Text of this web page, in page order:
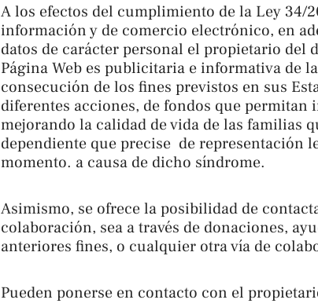
A los efectos del cumplimiento de la Ley 34/
información y de comercio electrónico, en
datos de carácter personal el propietario
Página Web es publicitaria e informativa de
consecución de los fines previstos en sus
diferentes acciones, de fondos que
mejorando la calidad de vida de las familias
dependiente que precise de representación
momento. a causa de dicho síndrome.
Asimismo, se ofrece la posibilidad de
colaboración, sea a través de donaciones,
anteriores fines, o cualquier otra vía de
Pueden ponerse en contacto con el